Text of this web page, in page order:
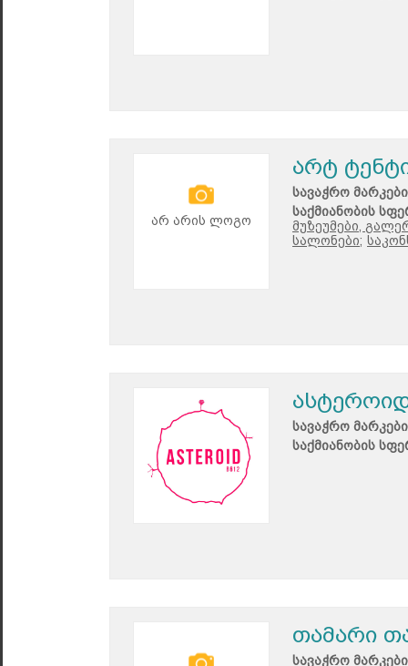
არ არის ლოგო
არტ
სავაჭრო
საქმიანობის
მუზეუმები,
სალონები;
სავაჭრო
საქმიანობის
თამარი
სავაჭრო